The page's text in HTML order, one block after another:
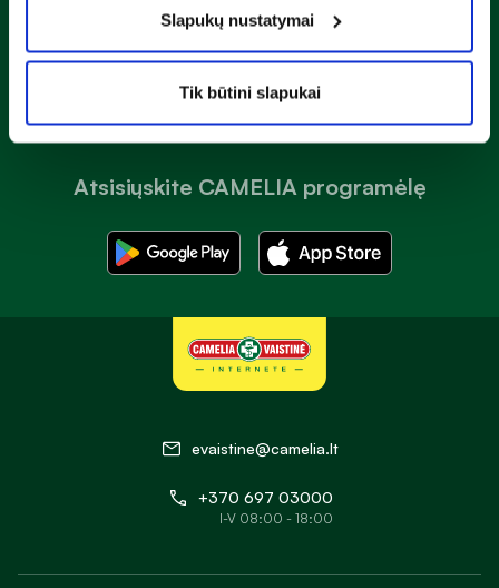
Slapukų nustatymai
Tik būtini slapukai
Atsisiųskite CAMELIA programėlę
Prenumeruoti
evaistine@camelia.lt
+370 697 03000
I-V 08:00 - 18:00